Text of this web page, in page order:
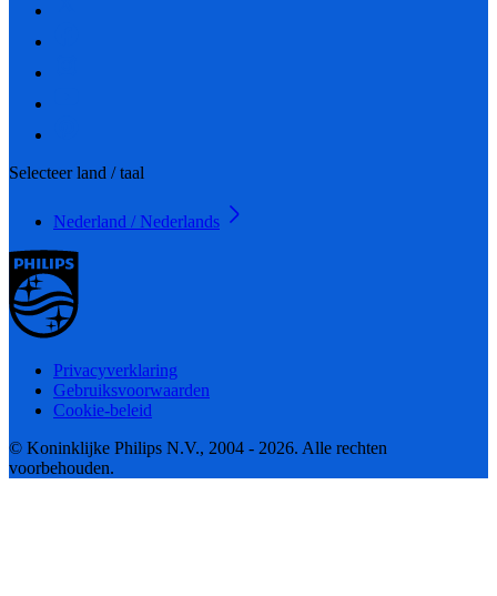
Selecteer land / taal
Nederland / Nederlands
Privacyverklaring
Gebruiksvoorwaarden
Cookie-beleid
© Koninklijke Philips N.V., 2004 - 2026. Alle rechten
voorbehouden.